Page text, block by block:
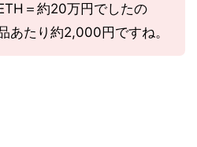
＝約20万円でしたの
あたり約2,000円ですね。